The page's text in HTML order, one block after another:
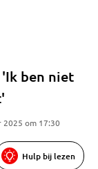
ben niet
2025 om 17:30
Hulp bij lezen